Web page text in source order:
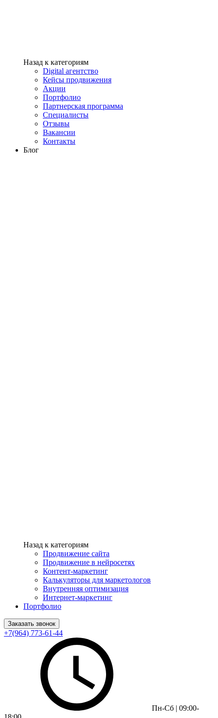
Назад к категориям
Digital агентство
Кейсы продвижения
Акции
Портфолио
Партнерская программа
Специалисты
Отзывы
Вакансии
Контакты
Блог
Назад к категориям
Продвижение сайта
Продвижение в нейросетях
Контент-маркетинг
Калькуляторы для маркетологов
Внутренняя оптимизация
Интернет-маркетинг
Портфолио
Заказать звонок
+7(964) 773-61-44
Пн-Сб | 09:00-